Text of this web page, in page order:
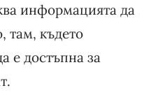
информацията да
там, където
е достъпна за